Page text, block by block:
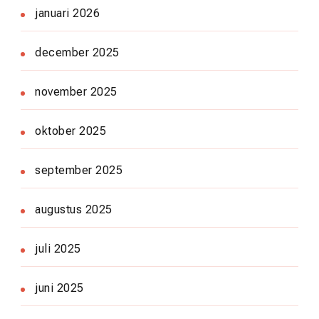
januari 2026
december 2025
november 2025
oktober 2025
september 2025
augustus 2025
juli 2025
juni 2025